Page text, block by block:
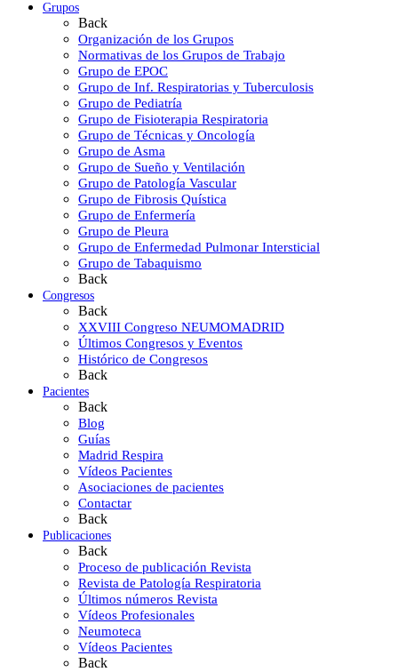
Grupos
Back
Organización de los Grupos
Normativas de los Grupos de Trabajo
Grupo de EPOC
Grupo de Inf. Respiratorias y Tuberculosis
Grupo de Pediatría
Grupo de Fisioterapia Respiratoria
Grupo de Técnicas y Oncología
Grupo de Asma
Grupo de Sueño y Ventilación
Grupo de Patología Vascular
Grupo de Fibrosis Quística
Grupo de Enfermería
Grupo de Pleura
Grupo de Enfermedad Pulmonar Intersticial
Grupo de Tabaquismo
Back
Congresos
Back
XXVIII Congreso NEUMOMADRID
Últimos Congresos y Eventos
Histórico de Congresos
Back
Pacientes
Back
Blog
Guías
Madrid Respira
Vídeos Pacientes
Asociaciones de pacientes
Contactar
Back
Publicaciones
Back
Proceso de publicación Revista
Revista de Patología Respiratoria
Últimos números Revista
Vídeos Profesionales
Neumoteca
Vídeos Pacientes
Back